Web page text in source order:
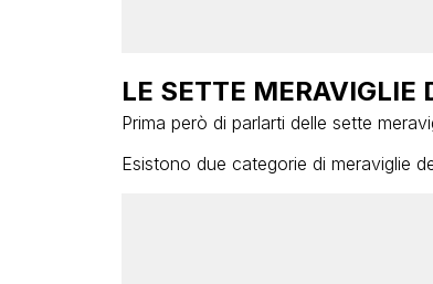
LE SETTE MERAVIGLIE
Prima però di parlarti delle sette
Esistono due categorie di meraviglie